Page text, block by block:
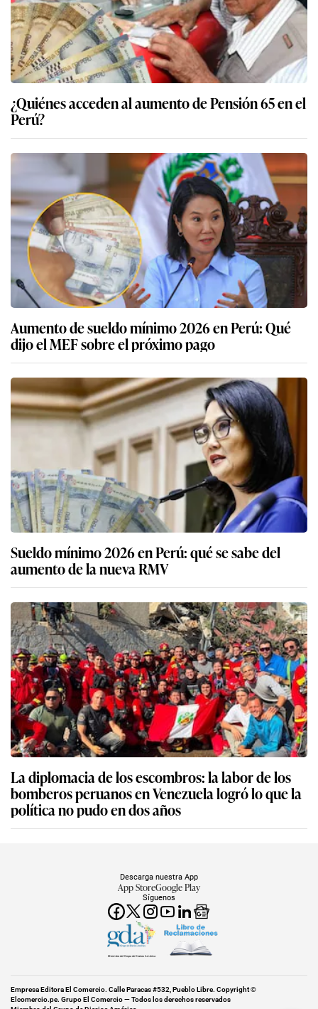
¿Quiénes acceden al aumento de Pensión 65 en el
Perú?
Aumento de sueldo mínimo 2026 en Perú: Qué
dijo el MEF sobre el próximo pago
Sueldo mínimo 2026 en Perú: qué se sabe del
aumento de la nueva RMV
La diplomacia de los escombros: la labor de los
bomberos peruanos en Venezuela logró lo que la
política no pudo en dos años
Síguenos
Descarga nuestra App
App StoreGoogle Play
Miembro del Grupo de Diarios América
Empresa Editora El Comercio. Calle Paracas #532, Pueblo Libre. Copyright ©
Elcomercio.pe. Grupo El Comercio — Todos los derechos reservados